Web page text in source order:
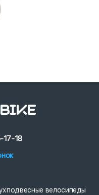
17-18
велосипеды